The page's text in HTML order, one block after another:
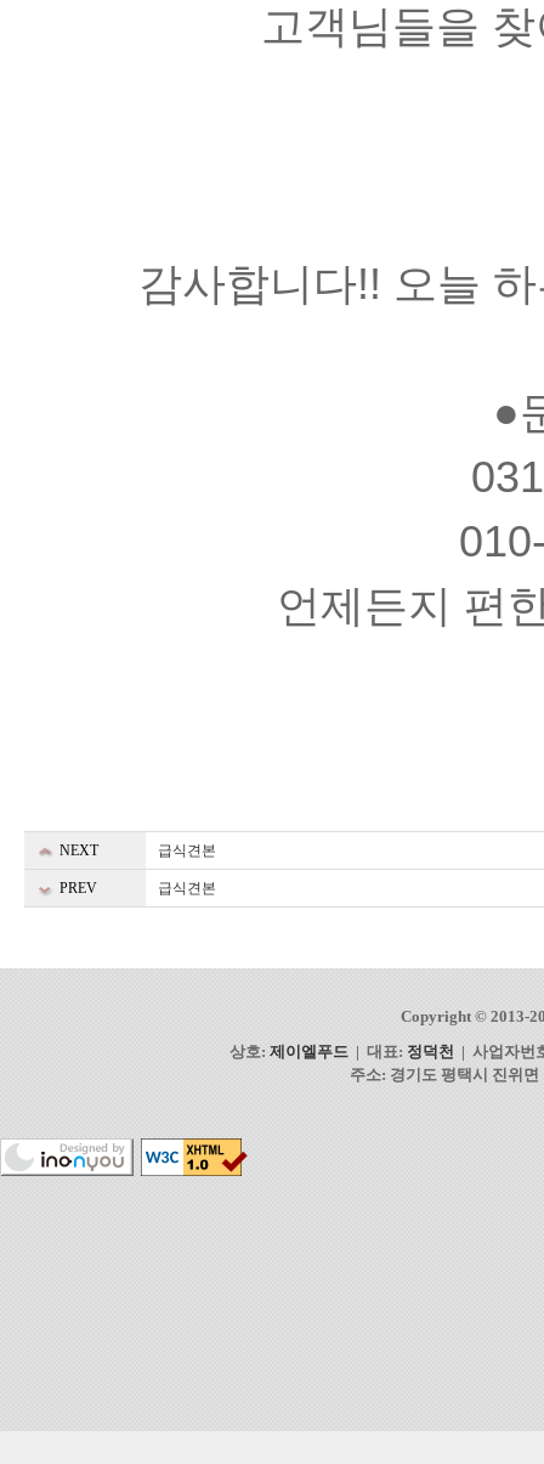
고객님들을
감사합니다!! 오늘
●
언제든지 편
NEXT 급식견본
PREV 급식견본
Copyright © 2013-
상호: 제이엘푸드 | 대표: 정덕천
| 사업자번
주소: 경기도 평택시 진위